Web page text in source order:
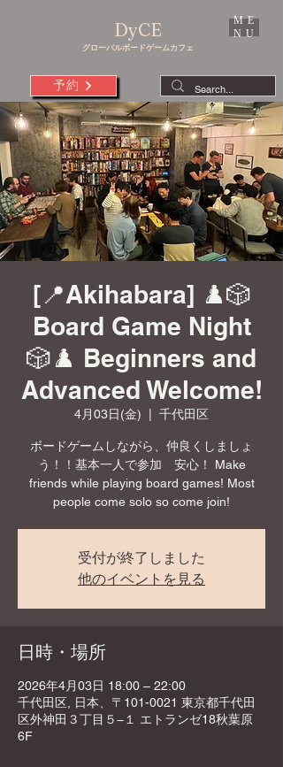
DyCE
グローバルボードゲームカフェ
予約
ME
NU
[📍Akihabara] ♟️🎲
Board Game Night
🎲♟️ Beginners and
Advanced Welcome!
4月03日(金) 千代田区
ボードゲームしながら、仲良くしましょ
う！！基本一人で参加 安心！ Make
friends while playing board games! Most
people come solo so come join!
受付が終了しました
他のイベントを見る
日時・場所
2026年4月03日 18:00 – 22:00
千代田区, 日本、〒101-0021 東京都千代田
区外神田３丁目５−１ エトランゼ18秋葉原
6F